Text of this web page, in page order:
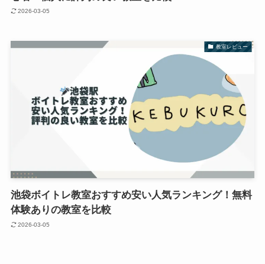
2026-03-05
教室レビュー
池袋ボイトレ教室おすすめ安い人気ランキング！無料
体験ありの教室を比較
2026-03-05